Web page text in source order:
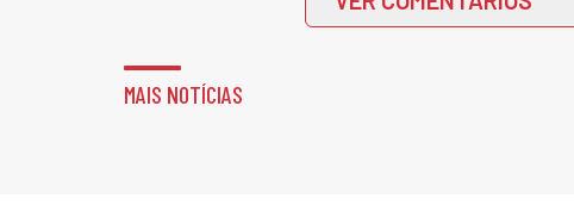
MAIS NOTÍCIAS